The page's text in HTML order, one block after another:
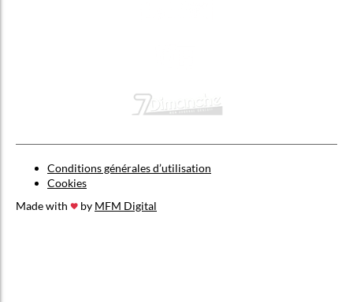
Conditions générales d’utilisation
Cookies
Made with
by MFM Digital